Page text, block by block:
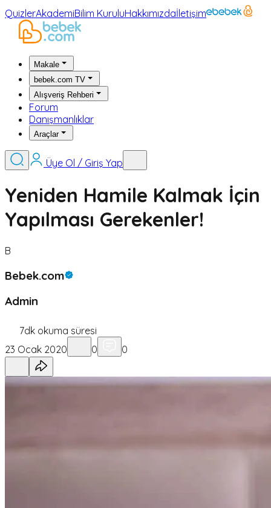
QuizlerAkademiBilim KuruluHakkımızdaİletişim
Makale
bebek.com TV
Alışveriş Rehberi
Forum
Danışmanlıklar
Araçlar
Üye Ol / Giriş Yap
Yeniden Hamile Kalmak İçin
Yapılması Gerekenler!
B
Bebek.com
Admin
7dk okuma süresi
23 Ocak 2020
0 0